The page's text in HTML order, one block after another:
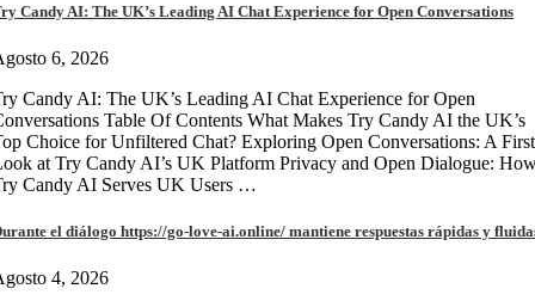
Candy AI: The UK’s Leading AI Chat Experience for Open Conversations
6, 2026
Candy AI: The UK’s Leading AI Chat Experience for Open
Table Of Contents What Makes Try Candy AI the UK’s
Choice for Unfiltered Chat? Exploring Open Conversations: A First
at Try Candy AI’s UK Platform Privacy and Open Dialogue:
Candy AI Serves UK Users …
el diálogo https://go-love-ai.online/ mantiene respuestas rápidas y
4, 2026